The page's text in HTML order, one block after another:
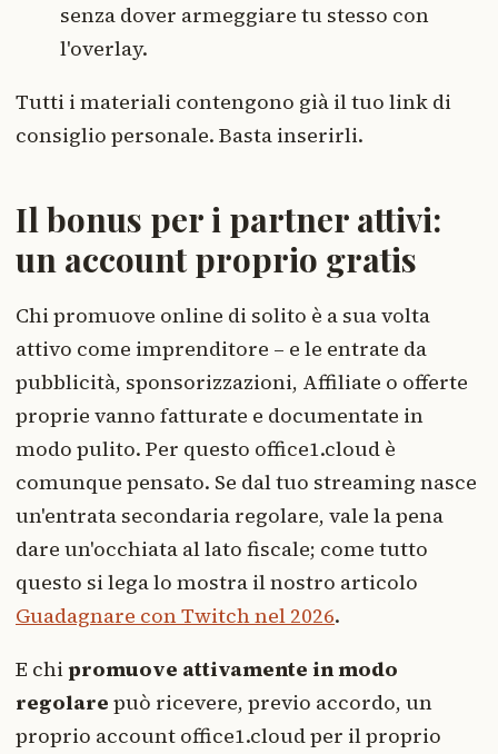
senza dover armeggiare tu stesso con
l'overlay.
Tutti i materiali contengono già il tuo link di
consiglio personale. Basta inserirli.
Il bonus per i partner attivi:
un account proprio gratis
Chi promuove online di solito è a sua volta
attivo come imprenditore – e le entrate da
pubblicità, sponsorizzazioni, Affiliate o offerte
proprie vanno fatturate e documentate in
modo pulito. Per questo office1.cloud è
comunque pensato. Se dal tuo streaming nasce
un'entrata secondaria regolare, vale la pena
dare un'occhiata al lato fiscale; come tutto
questo si lega lo mostra il nostro articolo
Guadagnare con Twitch nel 2026.
E chipromuove attivamente in modo
regolare può ricevere, previo accordo, un
proprio account office1.cloud per il proprio